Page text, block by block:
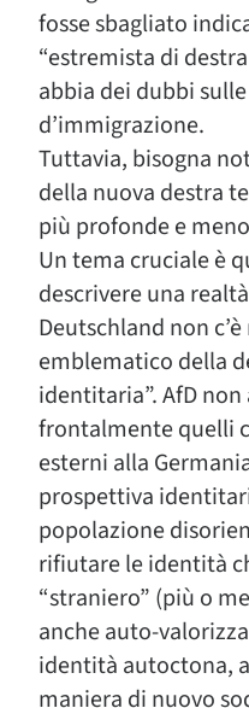
fosse sbagliato
“estremista di
abbia dei dubbi
d’immigrazione.
Tuttavia, bisogna
della nuova destra
più profonde e
Un tema cruciale è
descrivere una
Deutschland non
emblematico della
identitaria”. AfD
frontalmente quelli
esterni alla
prospettiva
popolazione
rifiutare le identità
“straniero” (più o
anche auto-
identità autoctona,
maniera di nuovo